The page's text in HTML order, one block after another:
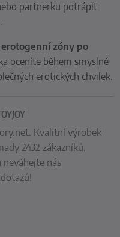
partnerku potrápit
zóny po
oceníte během smyslné
erotických chvilek.
Kvalitní výrobek
2432 zákazníků.
nás